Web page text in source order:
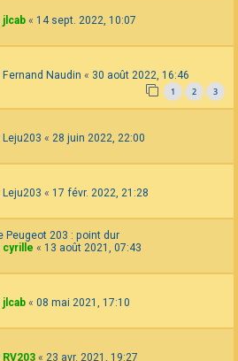
jlcab « 14 sept. 2022, 10:07
Fernand Naudin « 30 août 2022, 16:46
1 2 3
Leju203 « 28 juin 2022, 22:00
Leju203 « 17 févr. 2022, 21:28
Peugeot 203 : point dur
cyrille « 13 août 2021, 07:43
jlcab « 08 mai 2021, 17:10
RV203 « 23 avr. 2021, 19:27